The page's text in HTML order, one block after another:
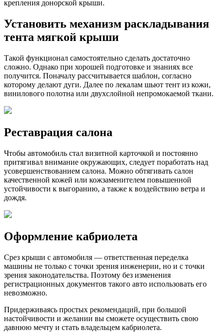
крепления донорской крыши.
Установить механизм раскладывания
тента мягкой крыши
Такой функционал самостоятельно сделать достаточно
сложно. Однако при хорошей подготовке и знаниях все
получится. Поначалу рассчитывается шаблон, согласно
которому делают дуги. Далее по лекалам шьют тент из кожи,
винилового полотна или двухслойной непромокаемой ткани.
Реставрация салона
Чтобы автомобиль стал визитной карточкой и постоянно
притягивал внимание окружающих, следует поработать над
усовершенствованием салона. Можно обтягивать салон
качественной кожей или кожзаменителем повышенной
устойчивости к выгоранию, а также к воздействию ветра и
дождя.
Оформление кабриолета
Срез крыши с автомобиля — ответственная переделка
машины не только с точки зрения инженерии, но и с точки
зрения законодательства. Поэтому без изменения
регистрационных документов такого авто использовать его
невозможно.
Придерживаясь простых рекомендаций, при большой
настойчивости и желании вы сможете осуществить свою
давнюю мечту и стать владельцем кабриолета.